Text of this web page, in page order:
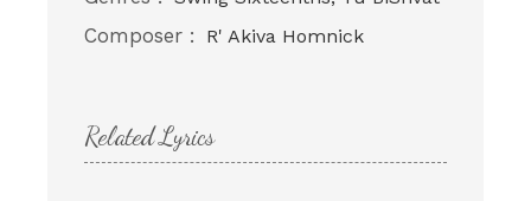
Composer : R' Akiva Homnick
Related Lyrics